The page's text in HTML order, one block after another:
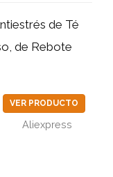
de Té
de Rebote
VER PRODUCTO
Aliexpress